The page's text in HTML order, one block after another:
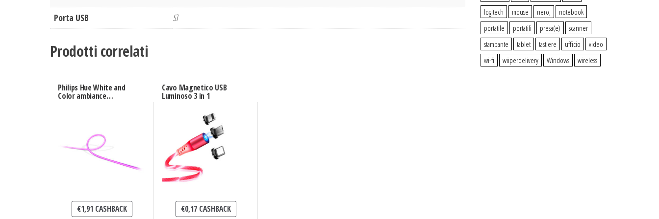
Porta USB
Sì
Prodotti correlati
Philips Hue White and
Color ambiance
€1,91 CASHBACK
Cavo Magnetico USB
Luminoso 3 in 1
€0,17CASHBACK
logitech
mouse nero,
notebook
portatile
portatili presa(e)
scanner
stampante
tablet tastiere ufficio
video
wi-fi
wiiperdelivery Windows wireless